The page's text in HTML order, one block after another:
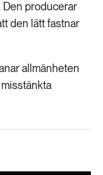
Den producerar
den lätt fastnar
allmänheten